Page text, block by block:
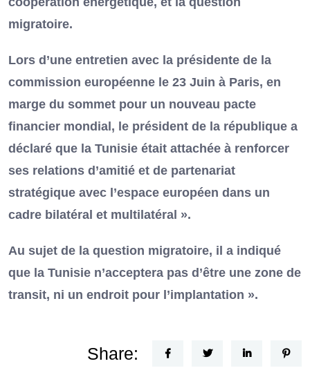
migratoire.
Lors d’une entretien avec la présidente de la
commission européenne le 23 Juin à Paris, en
marge du sommet pour un nouveau pacte
financier mondial, le président de la république a
déclaré que la Tunisie était attachée à renforcer
ses relations d’amitié et de partenariat
stratégique avec l’espace européen dans un
cadre bilatéral et multilatéral ».
Au sujet de la question migratoire, il a indiqué
que la Tunisie n’acceptera pas d’être une zone de
transit, ni un endroit pour l’implantation ».
Share: